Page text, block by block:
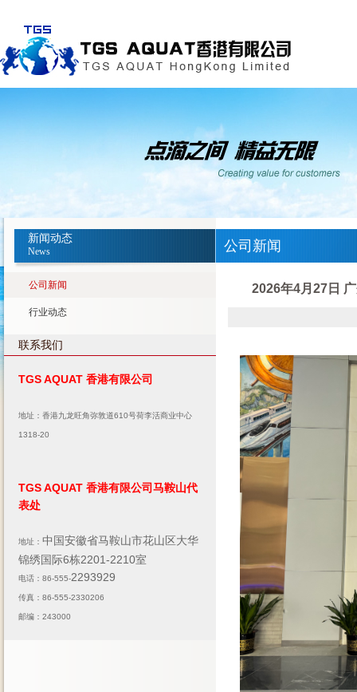
新闻动态
News
公司新闻
行业动态
联系我们
TGS AQUAT 香港有限公司
地址：香港九龙旺角弥敦道610号荷李活商业中心
1318-20
TGS AQUAT 香港有限公司马鞍山代
表处
地址： 中国安徽省马鞍山市花山区大华
锦绣国际6栋2201-2210室
电话：86-555-2293929
传真：86-555-2330206
邮编：243000
公司新闻
2026年4月27日